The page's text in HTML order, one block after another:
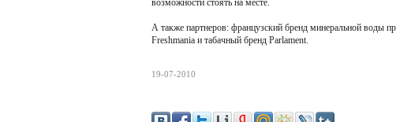
возможности стоять на месте.
А также партнеров: французский бренд минеральной воды
Freshmania и табачный бренд Parlament.
19-07-2010